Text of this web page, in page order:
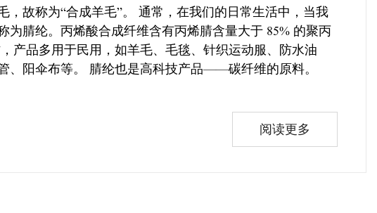
，故称为“合成羊毛”。 通常，在我们的日常生活中，当我
为腈纶。丙烯酸合成纤维含有丙烯腈含量大于 85% 的聚丙
产品多用于民用，如羊毛、毛毯、针织运动服、防水油
、阳伞布等。 腈纶也是高科技产品——碳纤维的原料。
阅读更多